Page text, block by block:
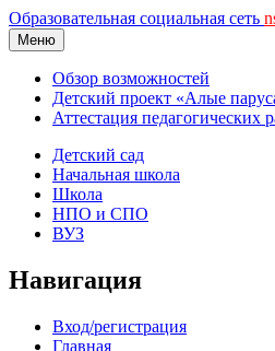
Образовательная социальная сеть
Меню
Обзор возможностей
Детский проект «Алые
Аттестация педагогических
Детский сад
Начальная школа
Школа
НПО и СПО
ВУЗ
Навигация
Вход/регистрация
Главная